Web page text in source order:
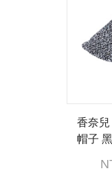
香奈
帽子 黑毛尼亮片圓帽 M 無附屬